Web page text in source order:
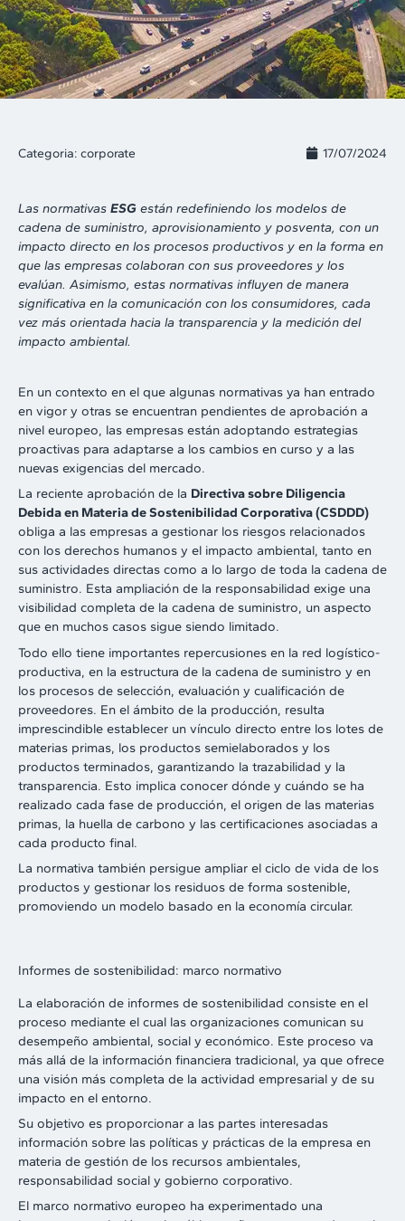
Categoria: corporate 17/07/2024
Las normativas ESG están redefiniendo los modelos de
cadena de suministro, aprovisionamiento y posventa, con un
impacto directo en los procesos productivos y en la forma en
que las empresas colaboran con sus proveedores y los
evalúan. Asimismo, estas normativas influyen de manera
significativa en la comunicación con los consumidores, cada
vez más orientada hacia la transparencia y la medición del
impacto ambiental.
En un contexto en el que algunas normativas ya han entrado
en vigor y otras se encuentran pendientes de aprobación a
nivel europeo, las empresas están adoptando estrategias
proactivas para adaptarse a los cambios en curso y a las
nuevas exigencias del mercado.
La reciente aprobación de la Directiva sobre Diligencia
Debida en Materia de Sostenibilidad Corporativa (CSDDD)
obliga a las empresas a gestionar los riesgos relacionados
con los derechos humanos y el impacto ambiental, tanto en
sus actividades directas como a lo largo de toda la cadena de
suministro. Esta ampliación de la responsabilidad exige una
visibilidad completa de la cadena de suministro, un aspecto
que en muchos casos sigue siendo limitado.
Todo ello tiene importantes repercusiones en la red logístico-
productiva, en la estructura de la cadena de suministro y en
los procesos de selección, evaluación y cualificación de
proveedores. En el ámbito de la producción, resulta
imprescindible establecer un vínculo directo entre los lotes de
materias primas, los productos semielaborados y los
productos terminados, garantizando la trazabilidad y la
transparencia. Esto implica conocer dónde y cuándo se ha
realizado cada fase de producción, el origen de las materias
primas, la huella de carbono y las certificaciones asociadas a
cada producto final.
La normativa también persigue ampliar el ciclo de vida de los
productos y gestionar los residuos de forma sostenible,
promoviendo un modelo basado en la economía circular.
Informes de sostenibilidad: marco normativo
La elaboración de informes de sostenibilidad consiste en el
proceso mediante el cual las organizaciones comunican su
desempeño ambiental, social y económico. Este proceso va
más allá de la información financiera tradicional, ya que ofrece
una visión más completa de la actividad empresarial y de su
impacto en el entorno.
Su objetivo es proporcionar a las partes interesadas
información sobre las políticas y prácticas de la empresa en
materia de gestión de los recursos ambientales,
responsabilidad social y gobierno corporativo.
El marco normativo europeo ha experimentado una